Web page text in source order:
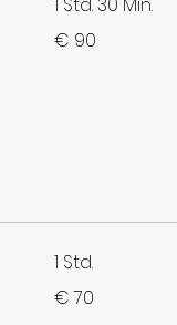
Euro
€ 90
1 Std.
Euro
€ 70